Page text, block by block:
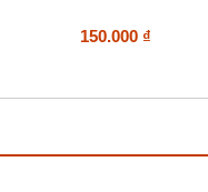
150.000 ₫